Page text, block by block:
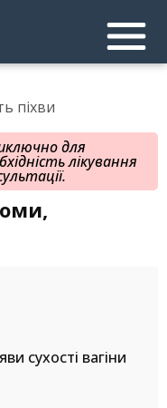
піхви
для
лікування
сухості вагіни